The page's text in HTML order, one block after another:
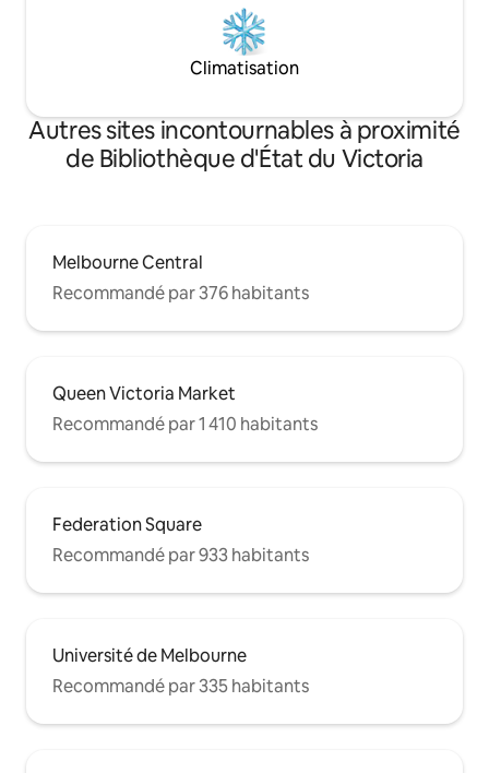
Climatisation
Autres sites incontournables à proximité
de Bibliothèque d'État du Victoria
Melbourne Central
Recommandé par 376 habitants
Queen Victoria Market
Recommandé par 1 410 habitants
Federation Square
Recommandé par 933 habitants
Université de Melbourne
Recommandé par 335 habitants